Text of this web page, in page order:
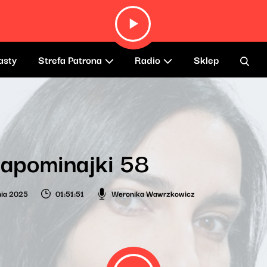
Strefa Patrona Radio Sklep
58
2025 01:51:51 Weronika Wawrzkowicz